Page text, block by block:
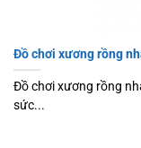
Đồ chơi xương rồng
Đồ chơi xương rồng
sức...